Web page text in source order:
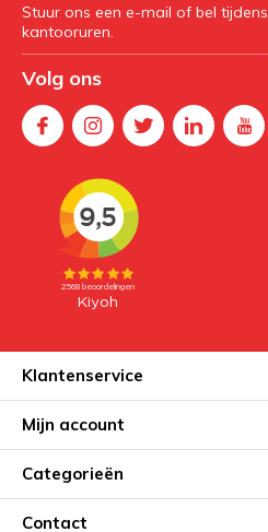
Stuur ons een e-mail of bel tijdens
kantooruren.
Volg ons
Klantenservice
Mijn account
Categorieën
Contact